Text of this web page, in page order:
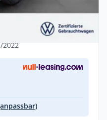
2.0 TSI 4M R-
2022